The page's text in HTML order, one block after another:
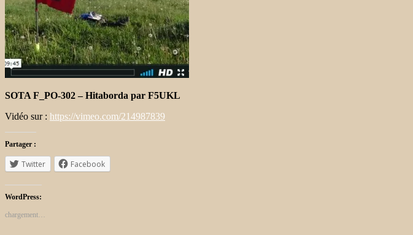
SOTA F_PO-302 – Hitaborda par F5UKL
Vidéo sur : https://vimeo.com/214987839
Partager :
Twitter Facebook
WordPress:
chargement…